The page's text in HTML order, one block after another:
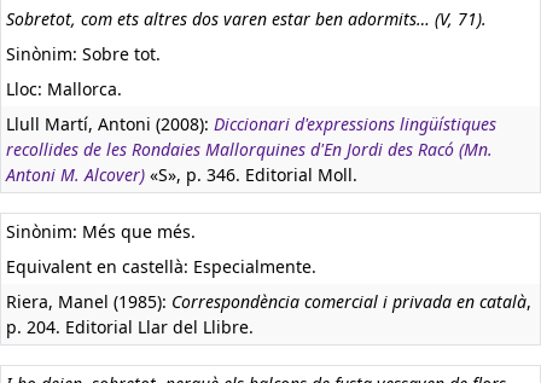
Sobretot, com ets altres dos varen estar ben adormits… (V, 71).
Sinònim: Sobre tot.
Lloc: Mallorca.
Llull Martí, Antoni (2008): Diccionari d'expressions lingüístiques
recollides de les Rondaies Mallorquines d'En Jordi des Racó (Mn.
Antoni M. Alcover) «S», p. 346. Editorial Moll.
Sinònim: Més que més.
Equivalent en castellà: Especialmente.
Riera, Manel (1985): Correspondència comercial i privada en català,
p. 204. Editorial Llar del Llibre.